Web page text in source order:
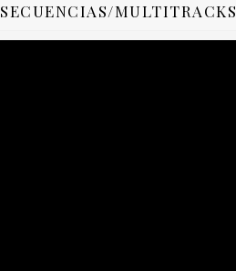
SECUENCIAS/MULTITRACKS